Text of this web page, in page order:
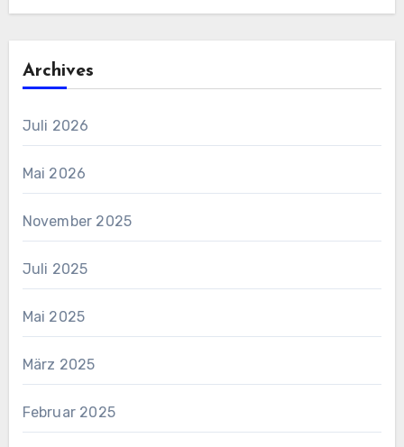
Archives
Juli 2026
Mai 2026
November 2025
Juli 2025
Mai 2025
März 2025
Februar 2025